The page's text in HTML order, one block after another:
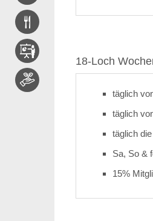
18-Loch
täglich
täglich
täglich
Sa, So &
15%